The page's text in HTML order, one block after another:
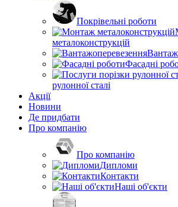
Покрівельні роботи
металоконструкцій
Фасадні
рулонної сталі
Акції
Новини
Де придбати
Про компанію
Про компанію
Дипломи
Контакти
Наші об'єкти